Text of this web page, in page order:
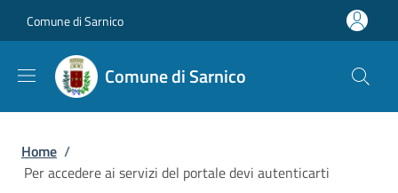
Comune di Sarnico
Comune di Sarnico
Briciole di pane
Home /
Per accedere ai servizi del portale devi autenticarti